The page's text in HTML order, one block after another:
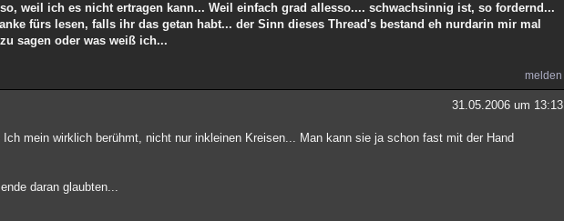
weil ich es nicht ertragen kann... Weil einfach grad allesso.... schwachsinnig ist, so fordernd...
fürs lesen, falls ihr das getan habt... der Sinn dieses Thread's bestand eh nurdarin mir mal
sagen oder was weiß ich...
melden
31.05.2006 um 13:13
mein wirklich berühmt, nicht nur inkleinen Kreisen... Man kann sie ja schon fast mit der Hand
daran glaubten...